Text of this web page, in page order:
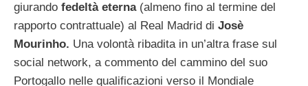
giurando fedeltà eterna(almeno fino al termine del
rapporto contrattuale) al Real Madrid di Josè
Mourinho. Una volontà ribadita in un’altra frase sul
social network, a commento del cammino del suo
Portogallo nelle qualificazioni verso il Mondiale